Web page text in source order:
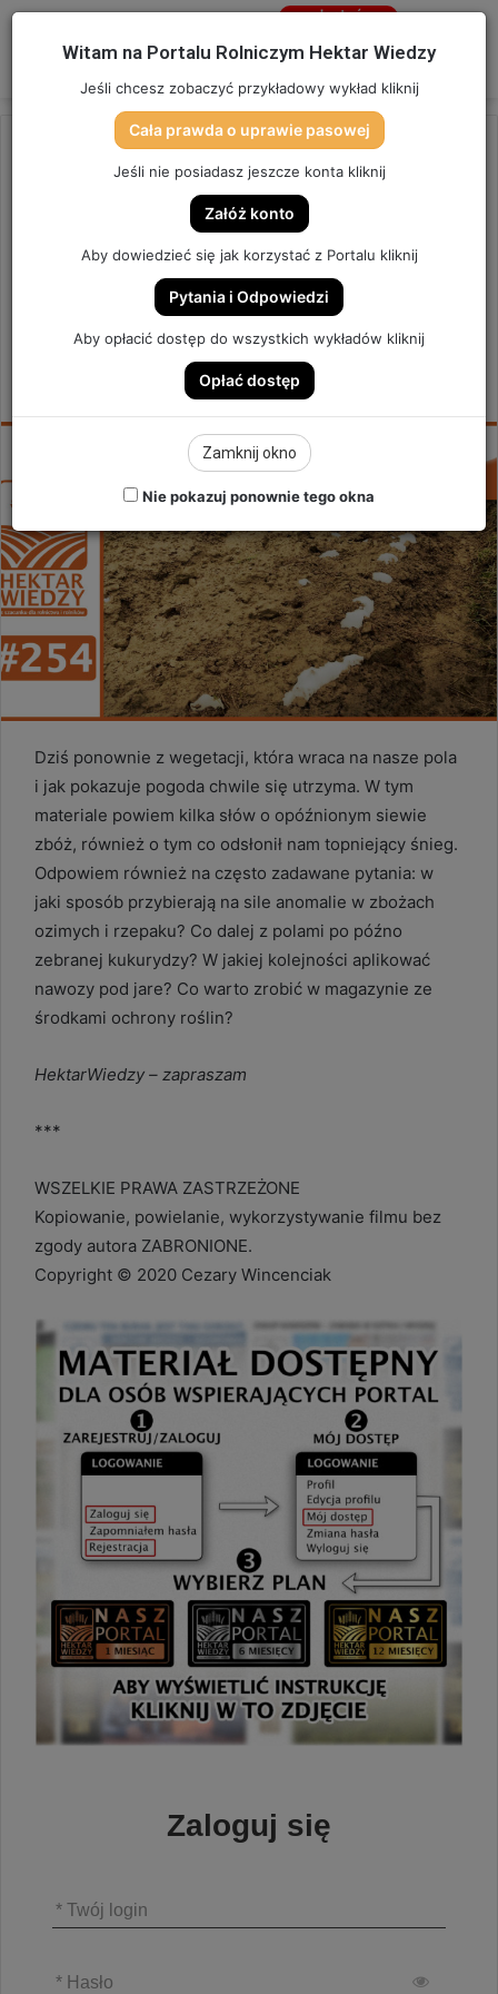
Menu
Jesteś
Strona główna/OSTATNIO DODANE
SIAĆ CZY NIE SIAĆ? | SZYBKA
PORADA #254
SZYBKA PORADA #253
Hektar Wiedzy Admin
Send
email
3 grudnia 2025
Dziś ponownie z wegetacji, która wraca na nasze pola
i jak pokazuje pogoda chwile się utrzyma. W tym
materiale powiem kilka słów o opóźnionym siewie
zbóż, również o tym co odsłonił nam topniejący śnieg.
Odpowiem również na często zadawane pytania: w
jaki sposób przybierają na sile anomalie w zbożach
ozimych i rzepaku? Co dalej z polami po późno
zebranej kukurydzy? W jakiej kolejności aplikować
nawozy pod jare? Co warto zrobić w magazynie ze
środkami ochrony roślin?
HektarWiedzy – zapraszam
***
WSZELKIE PRAWA ZASTRZEŻONE
Kopiowanie, powielanie, wykorzystywanie filmu bez
zgody autora ZABRONIONE.
Copyright © 2020 Cezary Wincenciak
Zaloguj się
* Twój login
* Hasło
Witam na Portalu Rolniczym Hektar Wiedzy
Jeśli chcesz zobaczyć przykładowy wykład kliknij
Cała prawda o uprawie pasowej
Jeśli nie posiadasz jeszcze konta kliknij
Załóż konto
Aby dowiedzieć się jak korzystać z Portalu kliknij
Pytania i Odpowiedzi
Aby opłacić dostęp do wszystkich wykładów kliknij
Opłać dostęp
Zamknij okno
Nie pokazuj ponownie tego okna